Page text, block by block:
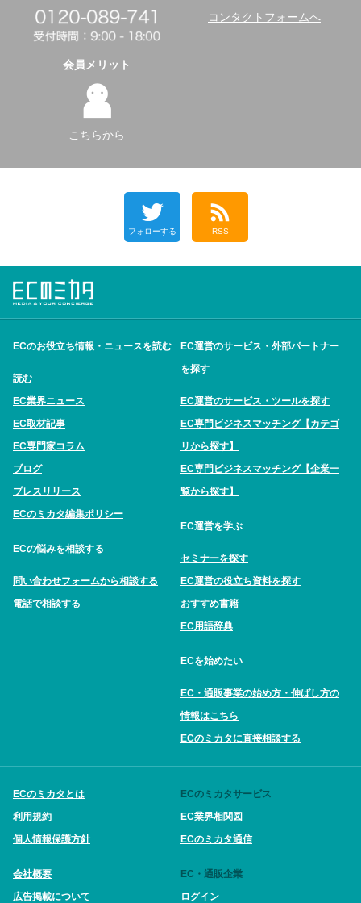
コンタクトフォームへ
会員メリット
こちらから
フォローする RSS
ECのお役立ち情報・ニュースを読む
読む
EC業界ニュース
EC取材記事
EC専門家コラム
ブログ
プレスリリース
ECのミカタ編集ポリシー
ECの悩みを相談する
問い合わせフォームから相談する
電話で相談する
EC運営のサービス・外部パートナー
を探す
EC運営のサービス・ツールを探す
EC専門ビジネスマッチング【カテゴ
リから探す】
EC専門ビジネスマッチング【企業一
覧から探す】
EC運営を学ぶ
セミナーを探す
EC運営の役立ち資料を探す
おすすめ書籍
EC用語辞典
ECを始めたい
EC・通販事業の始め方・伸ばし方の
情報はこちら
ECのミカタに直接相談する
ECのミカタとは
利用規約
個人情報保護方針
会社概要
広告掲載について
ECのミカタサービス
EC業界相関図
ECのミカタ通信
EC・通販企業
ログイン